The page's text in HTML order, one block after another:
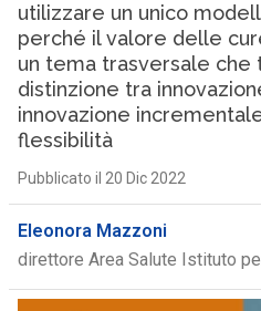
utilizzare un unico
perché il valore delle
un tema trasversale che
distinzione tra
innovazione
flessibilità
Pubblicato il 20 Dic 2022
Eleonora Mazzoni
direttore Area Salute Istituto